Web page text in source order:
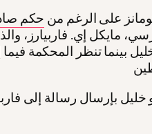
على الرغم من حكم
مايكل إي. فاربيارز،
بينما تنظر المحكمة
بإرسال رسالة إلى